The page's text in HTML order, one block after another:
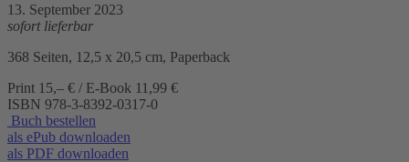
13. September 2023
sofort lieferbar
368 Seiten, 12,5 x 20,5 cm, Paperback
Print 15,– € / E-Book 11,99 €
ISBN 978-3-8392-0317-0
Buch bestellen
als ePub downloaden
als PDF downloaden